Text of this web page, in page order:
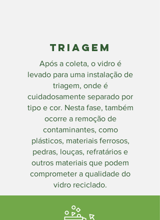
Triagem
Após a coleta, o vidro é
levado para uma instalação de
triagem, onde é
cuidadosamente separado por
tipo e cor. Nesta fase, também
ocorre a remoção de
contaminantes, como
plásticos, materiais ferrosos,
pedras, louças, refratários e
outros materiais que podem
comprometer a qualidade do
vidro reciclado.